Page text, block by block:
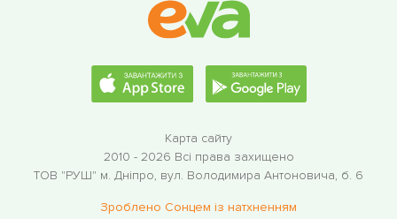
Карта сайту
2010 - 2026 Всі права захищено
ТОВ "РУШ" м. Дніпро, вул. Володимира Антоновича, б. 6
Зроблено Сонцем із натхненням